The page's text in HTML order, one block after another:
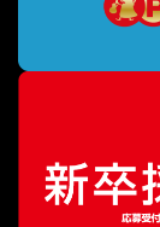
販売価格¥